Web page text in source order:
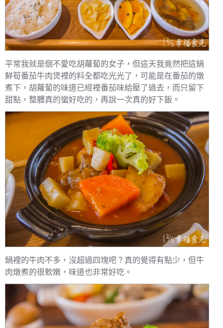
平常我就是個不愛吃胡蘿蔔的女子，但這天我竟然把這鍋
鮮筍番茄牛肉煲裡的料全都吃光光了，可能是在番茄的燉
煮下，胡蘿蔔的味道已經裡番茄味給壓了過去，而只留下
甜點，整體真的蠻好吃的，再說一次真的好下飯。
鍋裡的牛肉不多，沒超過四塊吧？真的覺得有點少，但牛
肉燉煮的很軟嫩，味道也非常好吃。